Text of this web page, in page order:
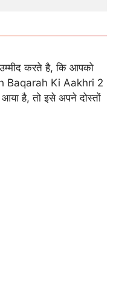
करते है, कि आपको
Baqarah Ki Aakhri 2
है, तो इसे अपने दोस्तों